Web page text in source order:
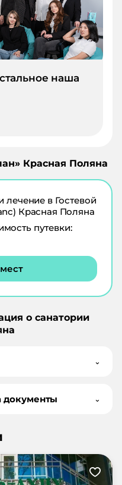
наша
» Красная Поляна
лечение в Гостевой
Красная Поляна
путевки:
о санатории
⌄
документы ⌄